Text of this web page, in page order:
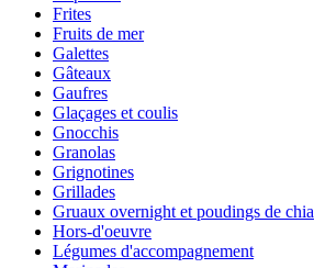
Frites
Fruits de mer
Galettes
Gâteaux
Gaufres
Glaçages et coulis
Gnocchis
Granolas
Grignotines
Grillades
Gruaux overnight et poudings de chia
Hors-d'oeuvre
Légumes d'accompagnement